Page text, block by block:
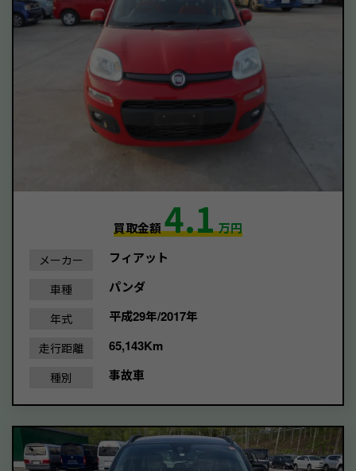
買取金額4.1万円
メーカー フィアット
車種 パンダ
年式 平成29年/2017年
走行距離 65,143Km
種別 事故車